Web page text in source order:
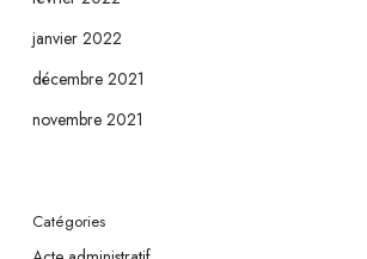
janvier 2022
décembre 2021
novembre 2021
Catégories